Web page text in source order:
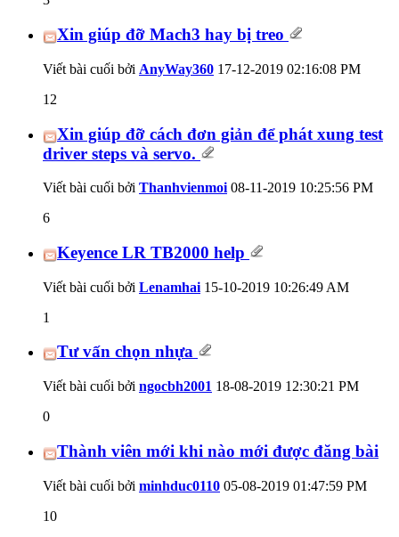
Xin giúp đỡ Mach3 hay bị treo
Viết bài cuối bởi AnyWay360 17-12-2019 02:16:08 PM
12
Xin giúp đỡ cách đơn giản để phát xung test
driver steps và servo.
Viết bài cuối bởi Thanhvienmoi 08-11-2019 10:25:56 PM
6
Keyence LR TB2000 help
Viết bài cuối bởi Lenamhai 15-10-2019 10:26:49 AM
1
Tư vấn chọn nhựa
Viết bài cuối bởi ngocbh2001 18-08-2019 12:30:21 PM
0
Thành viên mới khi nào mới được đăng bài
Viết bài cuối bởi minhduc0110 05-08-2019 01:47:59 PM
10